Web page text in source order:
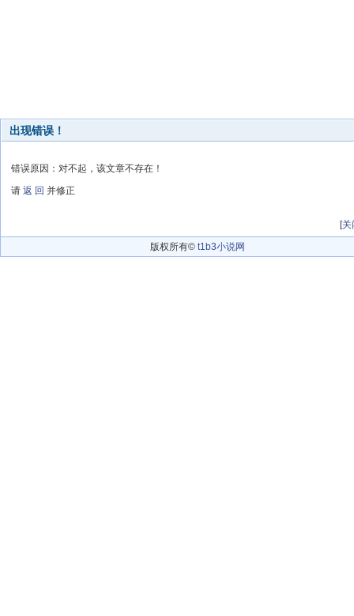
出现错误！
错误原因：对不起，该文章不存在！
请 返 回 并修正
[关
版权所有© t1b3小说网